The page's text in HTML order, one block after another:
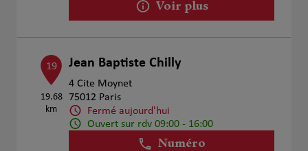
Voir plus
19
19.68
km
Jean Baptiste Chilly
4 Cite Moynet
75012 Paris
Fermé aujourd'hui
Ouvert sur rdv 09:00 - 16:00
Numéro